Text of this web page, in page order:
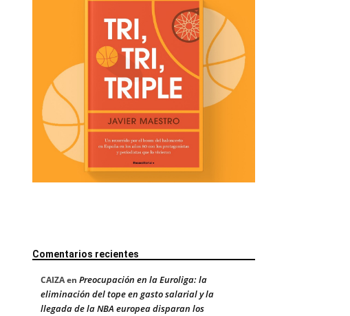
Comentarios recientes
CAIZAen Preocupación en la Euroliga: la
eliminación del tope en gasto salarial y la
llegada de la NBA europea disparan los